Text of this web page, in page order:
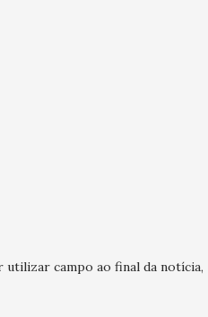
campo ao final da notícia,